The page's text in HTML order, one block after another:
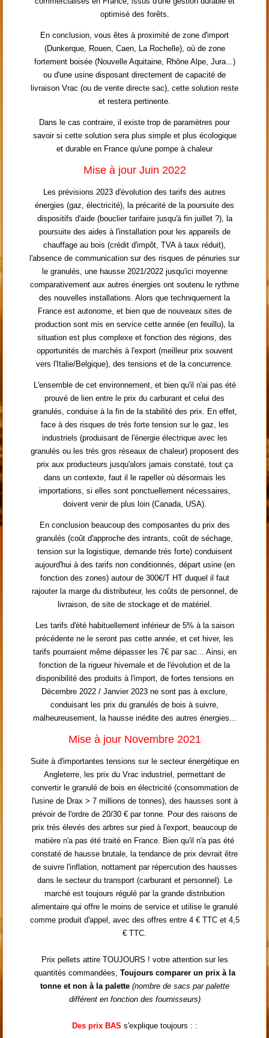
optimisé des forêts.
En conclusion, vous êtes à proximité de zone d'import
(Dunkerque, Rouen, Caen, La Rochelle), où de zone
fortement boisée (Nouvelle Aquitaine, Rhône Alpe, Jura...)
ou d'une usine disposant directement de capacité de
livraison Vrac (ou de vente directe sac), cette solution reste
et restera pertinente.
Dans le cas contraire, il existe trop de paramètres pour
savoir si cette solution sera plus simple et plus écologique
et durable en France qu'une pompe à chaleur
Mise à jour Juin 2022
Les prévisions 2023 d'évolution des tarifs des autres
énergies (gaz, électricité), la précarité de la poursuite des
dispositifs d'aide (bouclier tarifaire jusqu'à fin juillet ?), la
poursuite des aides à l'installation pour les appareils de
chauffage au bois (crédit d'impôt, TVA à taux réduit),
l'absence de communication sur des risques de pénuries sur
le granulés, une hausse 2021/2022 jusqu'ici moyenne
comparativement aux autres énergies ont soutenu le rythme
des nouvelles installations. Alors que techniquement la
France est autonome, et bien que de nouveaux sites de
production sont mis en service cette année (en feuillu), la
situation est plus complexe et fonction des régions, des
opportunités de marchés à l'export (meilleur prix souvent
vers l'Italie/Belgique), des tensions et de la concurrence.
L'ensemble de cet environnement, et bien qu'il n'ai pas été
prouvé de lien entre le prix du carburant et celui des
granulés, conduise à la fin de la stabilité des prix. En effet,
face à des risques de trés forte tension sur le gaz, les
industriels (produisant de l'énergie électrique avec les
granulés ou les trés gros réseaux de chaleur) proposent des
prix aux producteurs jusqu'alors jamais constaté, tout ça
dans un contexte, faut il le rapeller où désormais les
importations, si elles sont ponctuellement nécessaires,
doivent venir de plus loin (Canada, USA).
En conclusion beaucoup des composantes du prix des
granulés (coût d'approche des intrants, coût de séchage,
tension sur la logistique, demande trés forte) conduisent
aujourd'hui à des tarifs non conditionnés, départ usine (en
fonction des zones) autour de 300€/T HT duquel il faut
rajouter la marge du distributeur, les coûts de personnel, de
livraison, de site de stockage et de matériel.
Les tarifs d'été habituellement inférieur de 5% à la saison
précédente ne le seront pas cette année, et cet hiver, les
tarifs pourraient même dépasser les 7€ par sac... Ainsi, en
fonction de la rigueur hivernale et de l'évolution et de la
disponibilité des produits à l'import, de fortes tensions en
Décembre 2022 / Janvier 2023 ne sont pas à exclure,
conduisant les prix du granulés de bois à suivre,
malheureusement, la hausse inédite des autres énergies...
Mise à jour Novembre 2021
Suite à d'importantes tensions sur le secteur énergétique en
Angleterre, les prix du Vrac industriel, permettant de
convertir le granulé de bois en électricité (consommation de
l'usine de Drax > 7 millions de tonnes), des hausses sont à
prévoir de l'ordre de 20/30 € par tonne. Pour des raisons de
prix trés élevés des arbres sur pied à l'export, beaucoup de
matière n'a pas été traité en France. Bien qu'il n'a pas été
constaté de hausse brutale, la tendance de prix devrait être
de suivre l'inflation, nottament par répercution des hausses
dans le secteur du transport (carburant et personnel). Le
marché est toujours régulé par la grande distribution
alimentaire qui offre le moins de service et utilise le granulé
comme produit d'appel, avec des offres entre 4 € TTC et 4,5
€ TTC.
Prix pellets attire TOUJOURS ! votre attention sur les
quantités commandées, Toujours comparer un prix à la
tonne et non à la palette (nombre de sacs par palette
différent en fonction des fournisseurs)
Des prix BAS s'explique toujours : :